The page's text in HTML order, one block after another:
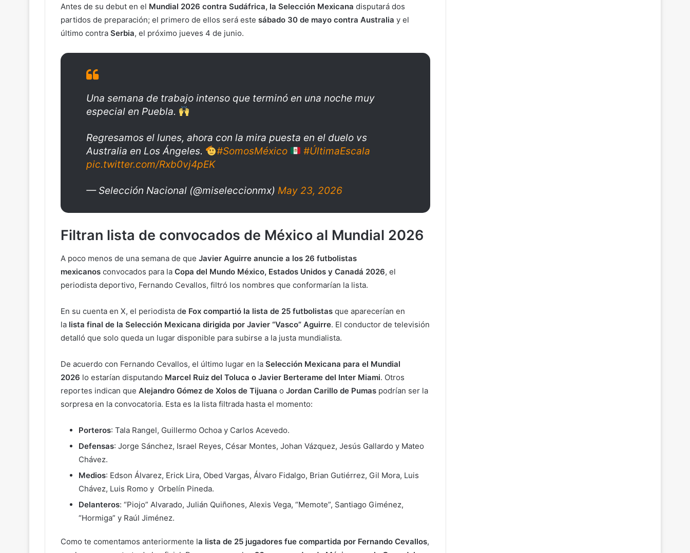
Antes de su debut en el Mundial 2026 contra Sudáfrica, la Selección Mexicana disputará dos
partidos de preparación; el primero de ellos será este sábado 30 de mayo contra Australia y el
último contra Serbia, el próximo jueves 4 de junio.
Una semana de trabajo intenso que terminó en una noche muy
especial en Puebla.
Regresamos el lunes, ahora con la mira puesta en el duelo vs
Australia en Los Ángeles.
#SomosMéxico
#ÚltimaEscala
pic.twitter.com/Rxb0vj4pEK
— Selección Nacional (@miseleccionmx) May 23, 2026
Filtran lista de convocados de México al Mundial 2026
A poco menos de una semana de que Javier Aguirre anuncie a los 26 futbolistas
mexicanos convocados para la Copa del Mundo México, Estados Unidos y Canadá 2026, el
periodista deportivo, Fernando Cevallos, filtró los nombres que conformarían la lista.
En su cuenta en X, el periodista de Fox compartió la lista de 25 futbolistas que aparecerían en
la lista final de la Selección Mexicana dirigida por Javier “Vasco” Aguirre. El conductor de televisión
detalló que solo queda un lugar disponible para subirse a la justa mundialista.
De acuerdo con Fernando Cevallos, el último lugar en la Selección Mexicana para el Mundial
2026 lo estarían disputando Marcel Ruiz del Toluca o Javier Berterame del Inter Miami. Otros
reportes indican que Alejandro Gómez de Xolos de Tijuana o Jordan Carillo de Pumas podrían ser la
sorpresa en la convocatoria. Esta es la lista filtrada hasta el momento:
Porteros: Tala Rangel, Guillermo Ochoa y Carlos Acevedo.
Defensas: Jorge Sánchez, Israel Reyes, César Montes, Johan Vázquez, Jesús Gallardo y Mateo
Chávez.
Medios: Edson Álvarez, Erick Lira, Obed Vargas, Álvaro Fidalgo, Brian Gutiérrez, Gil Mora, Luis
Chávez, Luis Romo y Orbelín Pineda.
Delanteros: “Piojo” Alvarado, Julián Quiñones, Alexis Vega, “Memote”, Santiago Giménez,
“Hormiga” y Raúl Jiménez.
Como te comentamos anteriormente la lista de 25 jugadores fue compartida por Fernando Cevallos,